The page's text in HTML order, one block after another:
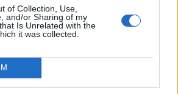
of Collection, Use,
and/or Sharing of my
Is Unrelated with the
it was collected.
strada tra Somma e
donne ferite in modo